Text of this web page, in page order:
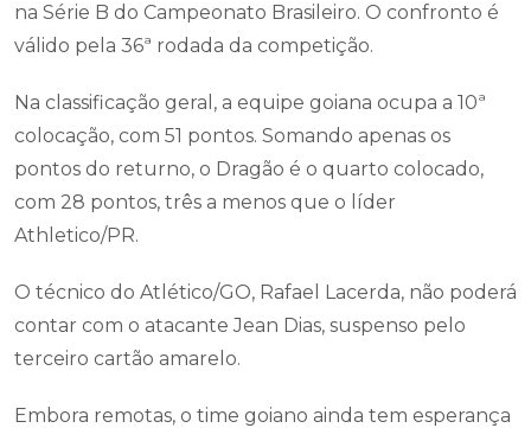
na Série B do Campeonato Brasileiro. O confronto é
válido pela 36ª rodada da competição.
Na classificação geral, a equipe goiana ocupa a 10ª
colocação, com 51 pontos. Somando apenas os
pontos do returno, o Dragão é o quarto colocado,
com 28 pontos, três a menos que o líder
Athletico/PR.
O técnico do Atlético/GO, Rafael Lacerda, não poderá
contar com o atacante Jean Dias, suspenso pelo
terceiro cartão amarelo.
Embora remotas, o time goiano ainda tem esperança